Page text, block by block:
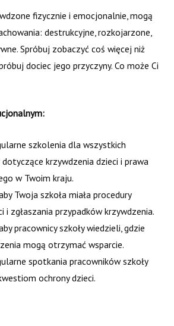
fizycznie i emocjonalnie, mogą
destrukcyjne, rozkojarzone,
Spróbuj zobaczyć coś więcej niż
dociec jego przyczyny. Co może Ci
szkolenia dla wszystkich
krzywdzenia dzieci i prawa
w Twoim kraju.
Twoja szkoła miała procedury
i zgłaszania przypadków krzywdzenia.
pracownicy szkoły wiedzieli, gdzie
mogą otrzymać wsparcie.
spotkania pracowników szkoły
ochrony dzieci.
Next Course→
funded with support from the
under the Erasmus+ Programme. This